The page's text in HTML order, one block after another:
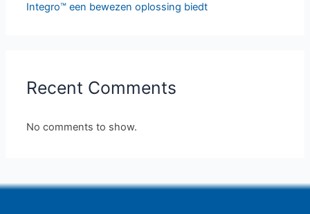
Integro™ een bewezen oplossing biedt
Recent Comments
No comments to show.